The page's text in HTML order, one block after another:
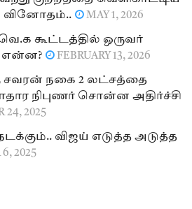
வினோதம்..
MAY 1, 2026
கூட்டத்தில் ஒருவர்
என்ன?
FEBRUARY 13, 2026
ஒரு சவரன் நகை 2 லட்சத்தை
நிபுணர் சொன்ன அதிர்ச்சி
24, 2025
விஜய் எடுத்த அடுத்த
6, 2025